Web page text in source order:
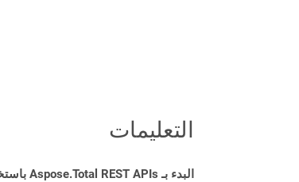
التعليمات
البدء بـ Aspose.Total REST APIs باستخدام Go SDK: دليل المبتدئين